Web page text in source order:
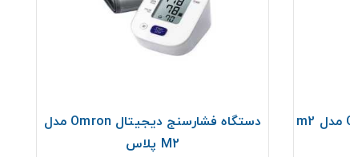
دستگاه فشارخون بازویی Omron مدل m2
دستگاه فشارسنج دیجیتال Omron مدل
M2 پلاس